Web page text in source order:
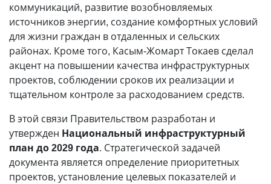
коммуникаций, развитие возобновляемых
источников энергии, создание комфортных условий
для жизни граждан в отдаленных и сельских
районах. Кроме того, Касым-Жомарт Токаев сделал
акцент на повышении качества инфраструктурных
проектов, соблюдении сроков их реализации и
тщательном контроле за расходованием средств.
В этой связи Правительством разработан и
утвержден Национальный инфраструктурный
план до 2029 года. Стратегической задачей
документа является определение приоритетных
проектов, установление целевых показателей и